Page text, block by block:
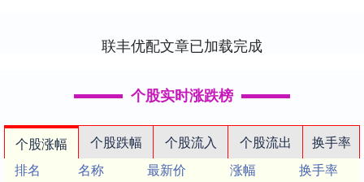
联丰优配文章已加载完成
个股实时涨跌榜
个股涨幅 个股跌幅 个股流入 个股流出
换手率
排名
名称 最新价 涨幅
换手率